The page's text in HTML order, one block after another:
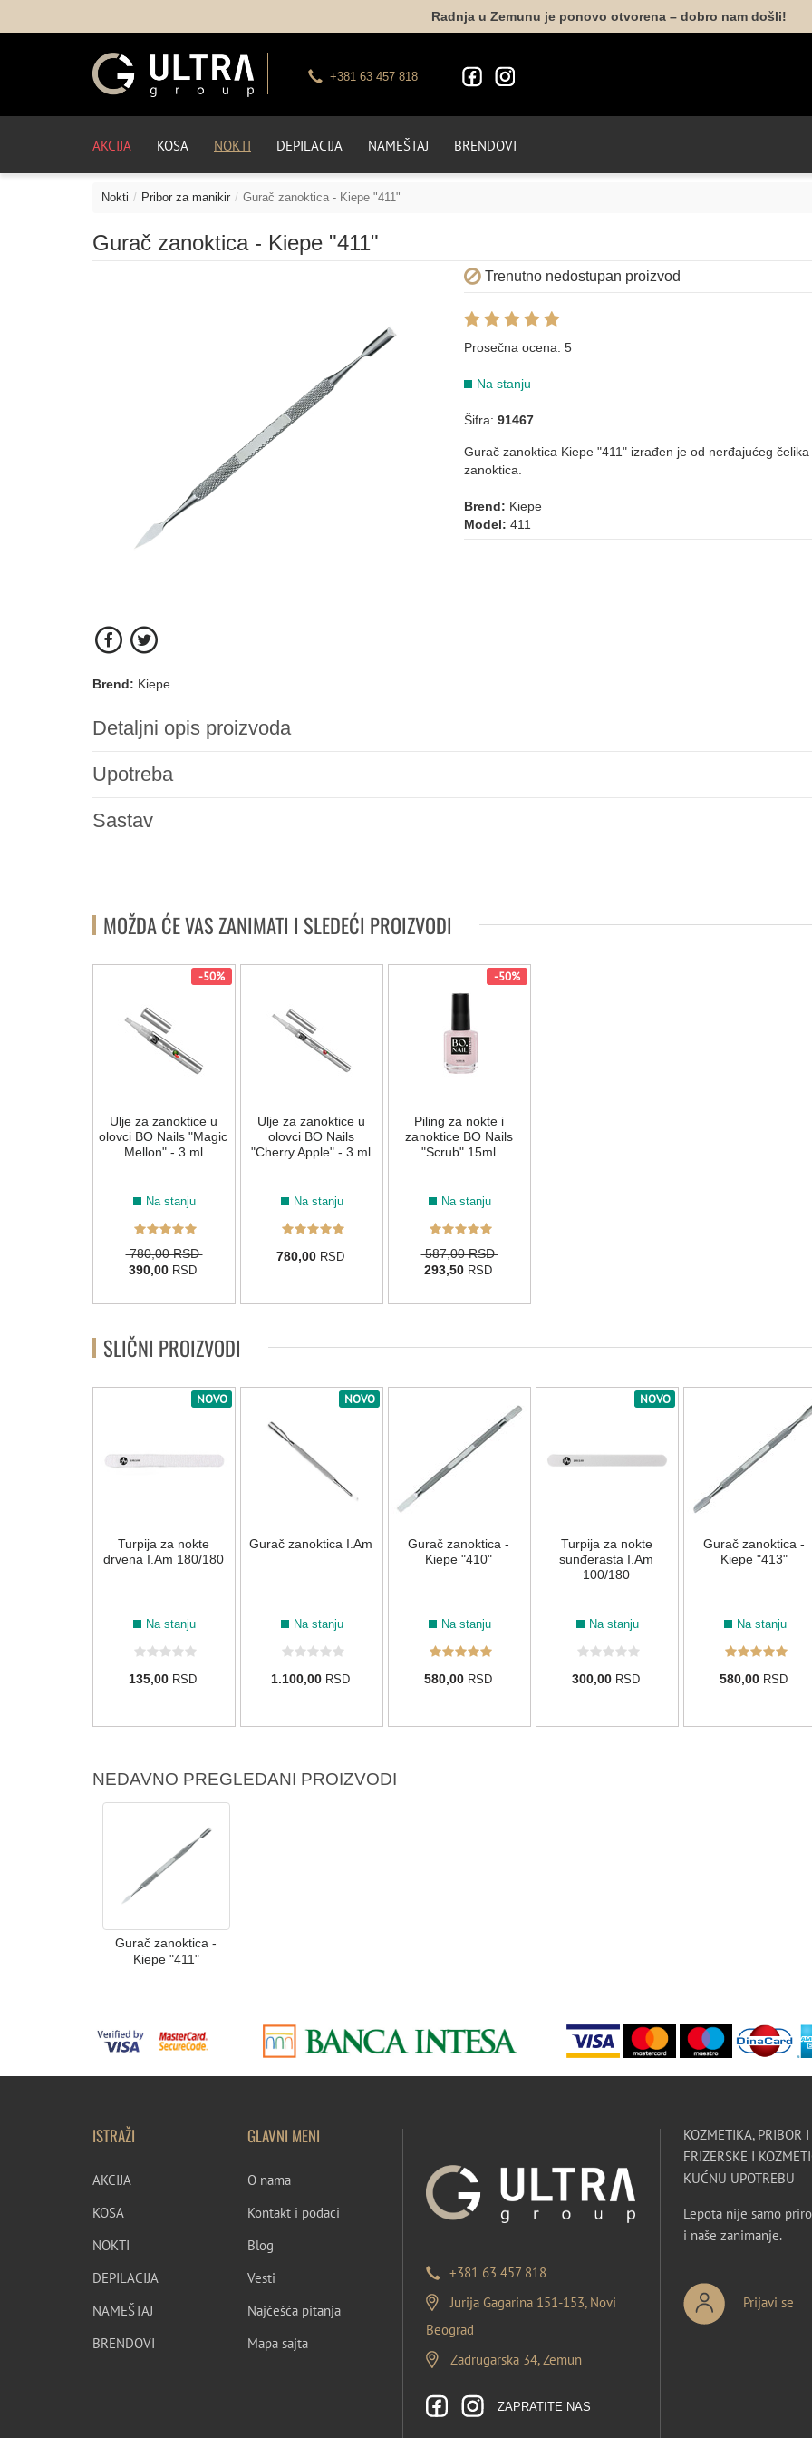
Radnja u Zemunu je ponovo otvorena – dobro nam došli!
+381 63 457 818
AKCIJA KOSA NOKTI DEPILACIJA NAMEŠTAJ BRENDOVI
Nokti Pribor za manikir Gurač zanoktica - Kiepe "411"
Gurač zanoktica - Kiepe "411"
Trenutno nedostupan proizvod
Prosečna ocena:5
Na stanju
Šifra:91467
Gurač zanoktica Kiepe "411" izrađen je od nerđajućeg
zanoktica.
Brend: Kiepe
Model: 411
Brend: Kiepe
Detaljni opis proizvoda
Upotreba
Sastav
MOŽDA ĆE VAS ZANIMATI I SLEDEĆI PROIZVODI
-50%
Ulje za zanoktice u
olovci BO Nails "Magic
Mellon" - 3 ml
Na stanju
780,00 RSD
390,00 RSD
Ulje za zanoktice u
olovci BO Nails
"Cherry Apple" - 3 ml
Na stanju
780,00 RSD
-50%
Piling za nokte i
zanoktice BO Nails
"Scrub" 15ml
Na stanju
587,00 RSD
293,50 RSD
SLIČNI PROIZVODI
NOVO
Turpija za nokte
drvena I.Am 180/180
Na stanju
135,00 RSD
NOVO
Gurač zanoktica I.Am
Na stanju
1.100,00 RSD
Gurač zanoktica -
Kiepe "410"
Na stanju
580,00 RSD
NOVO
Turpija za nokte
sunđerasta I.Am
100/180
Na stanju
300,00 RSD
Gurač zanoktica -
Kiepe "413"
Na stanju
580,00 RSD
NEDAVNO PREGLEDANI PROIZVODI
Gurač zanoktica -
Kiepe "411"
ISTRAŽI
AKCIJA
KOSA
NOKTI
DEPILACIJA
NAMEŠTAJ
BRENDOVI
GLAVNI MENI
O nama
Kontakt i podaci
Blog
Vesti
Najčešća pitanja
Mapa sajta
+381 63 457 818
Jurija Gagarina 151-153, Novi
Beograd
Zadrugarska 34, Zemun
ZAPRATITE NAS
KOZMETIKA, PRIBOR
FRIZERSKE I
KUĆNU UPOTREBU
Lepota nije samo
i naše zanimanje.
Prijavi se